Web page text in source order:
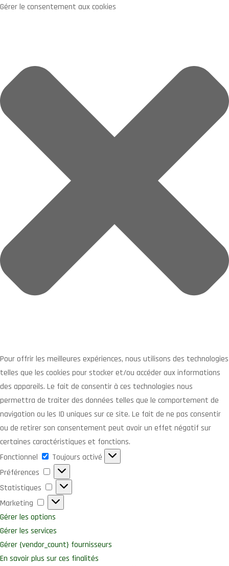
Gérer le consentement aux cookies
Pour offrir les meilleures expériences, nous utilisons des technologies
telles que les cookies pour stocker et/ou accéder aux informations
des appareils. Le fait de consentir à ces technologies nous
permettra de traiter des données telles que le comportement de
navigation ou les ID uniques sur ce site. Le fait de ne pas consentir
ou de retirer son consentement peut avoir un effet négatif sur
certaines caractéristiques et fonctions.
Fonctionnel
Fonctionnel
Toujours activé
Préférences
Préférences
Statistiques
Statistiques
Marketing
Marketing
Gérer les options
Gérer les services
Gérer {vendor_count} fournisseurs
En savoir plus sur ces finalités